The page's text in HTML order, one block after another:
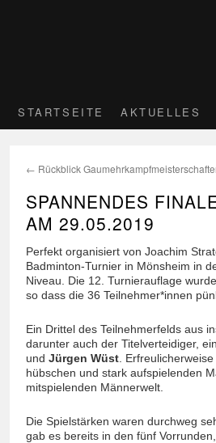
STARTSEITE AKTUELLES
← Rückblick
SPANNENDES
AM 29.05.2019
Perfekt organisiert von Joachim
Badminton-Turnier in Mönsheim in
Niveau. Die 12. Turnierauflage
so dass die 36 Teilnehmer*innen
Ein Drittel des Teilnehmerfelds aus
darunter auch der Titelverteidiger,
und Jürgen Wüst .
hübschen und stark aufspielenden
mitspielenden Männerwelt.
Die Spielstärken waren durchweg
gab es bereits in den fünf